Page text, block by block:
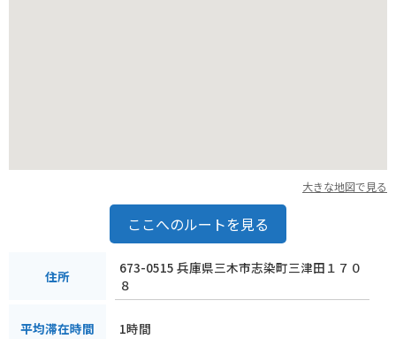
大きな地図で見る
ここへのルートを見る
住所
673-0515 兵庫県三木市志染町三津田１７０
８
平均滞在時間 1時間